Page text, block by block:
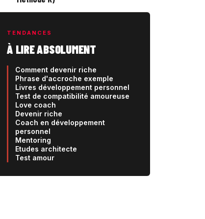
TENDANCES
À LIRE ABSOLUMENT
Comment devenir riche
Phrase d'accroche exemple
Livres développement personnel
Test de compatibilité amoureuse
Love coach
Devenir riche
Coach en développement
personnel
Mentoring
Etudes architecte
Test amour